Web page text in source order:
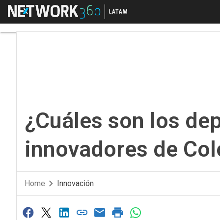
Menú
¿Cuáles son los
innovadores de
Home Innovación